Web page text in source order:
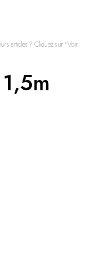
articles ? Cliquez sur "Voir